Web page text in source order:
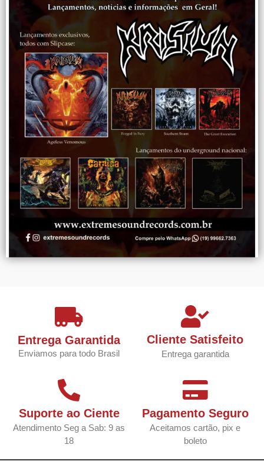
Entrega Garantida
Enviamos para todo Brasil
Cliente Satisfeito
Entrega garantida
Suporte ao Ciente
Atendimento Seg a Sab: 9 as
18
Pagamento Seguro
Aceitamos cartão, pix e
boleto